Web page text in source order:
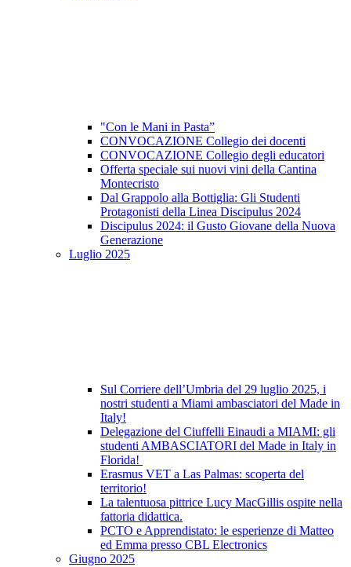
"Con le Mani in Pasta”
CONVOCAZIONE Collegio dei docenti
CONVOCAZIONE Collegio degli educatori
Offerta speciale sui nuovi vini della Cantina
Montecristo
Dal Grappolo alla Bottiglia: Gli Studenti
Protagonisti della Linea Discipulus 2024
Discipulus 2024: il Gusto Giovane della Nuova
Generazione
Luglio 2025
Sul Corriere dell’Umbria del 29 luglio 2025, i
nostri studenti a Miami ambasciatori del Made in
Italy!
Delegazione del Ciuffelli Einaudi a MIAMI: gli
studenti AMBASCIATORI del Made in Italy in
Florida!
Erasmus VET a Las Palmas: scoperta del
territorio!
La talentuosa pittrice Lucy MacGillis ospite nella
fattoria didattica.
PCTO e Apprendistato: le esperienze di Matteo
ed Emma presso CBL Electronics
Giugno 2025